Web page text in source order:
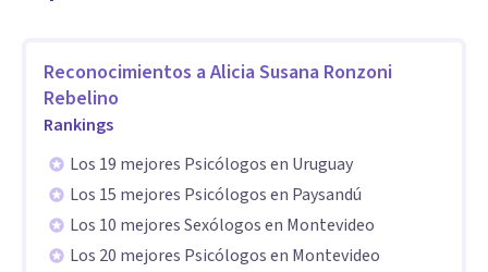
Costa o bien virtual por videollamada. ¡No dudes en
Reconocimientos a Alicia Susana Ronzoni
Rebelino
Rankings
Los 19 mejores Psicólogos en Uruguay
Los 15 mejores Psicólogos en Paysandú
Los 10 mejores Sexólogos en Montevideo
Los 20 mejores Psicólogos en Montevideo